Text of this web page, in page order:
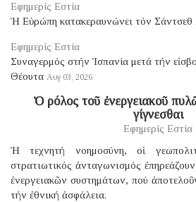
Εφημερίς Εστία
Ἡ Εὐρώπη κατακεραυνώνει τόν Σάντσεθ
Εφημερίς Εστία
Συναγερμός στήν Ἱσπανία μετά τήν
Θέουτα Αυγ 03, 2026
Ὁ ρόλος τοῦ ἐνεργειακοῦ
γίγνεσθαι
Εφημερίς Εστία
Ἡ τεχνητή νοημοσύνη, οἱ
στρατιωτικός ἀνταγωνισμός
ἐνεργειακῶν συστημάτων, πού
τήν ἐθνική ἀσφάλεια.